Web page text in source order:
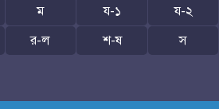
ম য-১
য-২
র-ল শ-ষ
স